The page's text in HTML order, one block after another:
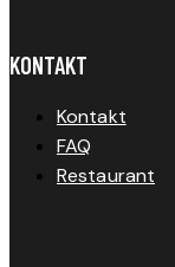
KONTAKT
Kontakt
FAQ
Restaurant